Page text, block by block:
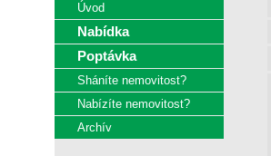
Úvod
Nabídka
Poptávka
Sháníte nemovitost?
Nabízíte nemovitost?
Archív